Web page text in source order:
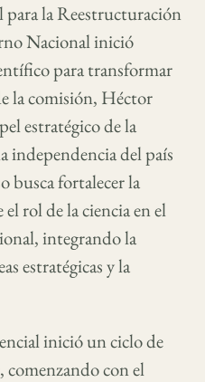
la Reestructuración
Nacional inició
para transformar
la comisión, Héctor
estratégico de la
independencia del país
busca fortalecer la
rol de la ciencia en el
integrando la
estratégicas y la
inició un ciclo de
comenzando con el